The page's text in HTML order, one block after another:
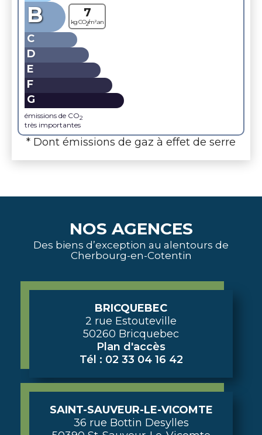
7
kg CO2/m².an
B
C
D
E
F
G
émissions de CO2
très importantes
* Dont émissions de gaz à effet de serre
NOS AGENCES
Des biens d’exception au alentours de
Cherbourg-en-Cotentin
BRICQUEBEC
2 rue Estouteville
50260 Bricquebec
Plan d'accès
Tél : 02 33 04 16 42
SAINT-SAUVEUR-LE-VICOMTE
36 rue Bottin Desylles